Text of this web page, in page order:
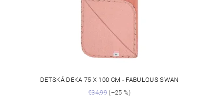
DETSKÁ DEKA 75 X 100 CM - FABULOUS SWAN
€34,99(–25 %)